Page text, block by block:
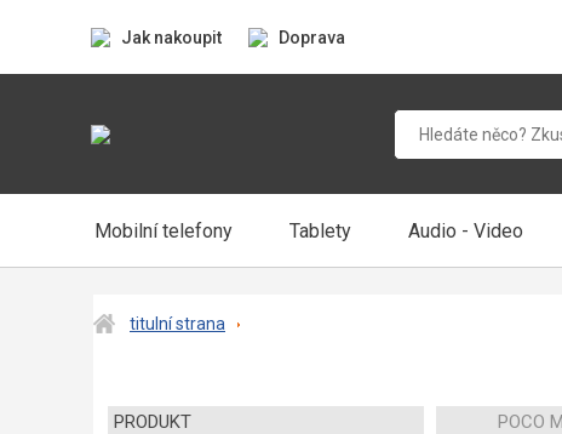
Jak nakoupit Doprava
Mobilní telefony Tablety Audio - Video
titulní strana
PRODUKT POCO